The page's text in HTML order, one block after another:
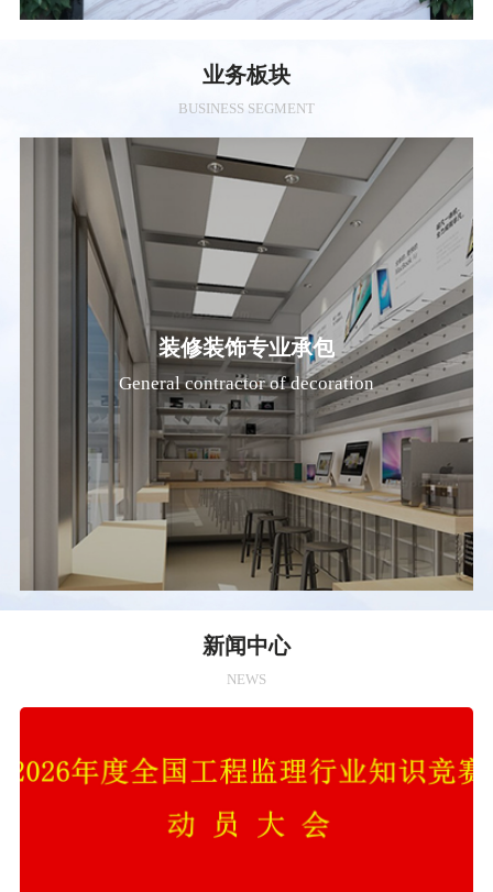
业务板块
BUSINESS SEGMENT
装修装饰专业承包
General contractor of decoration
新闻中心
NEWS